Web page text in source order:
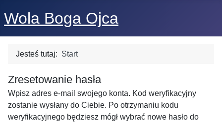
Wola Boga Ojca
Jesteś tutaj: Start
Zresetowanie hasła
Wpisz adres e-mail swojego konta. Kod weryfikacyjny
zostanie wysłany do Ciebie. Po otrzymaniu kodu
weryfikacyjnego będziesz mógł wybrać nowe hasło do